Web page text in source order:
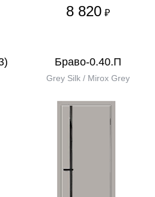
8 820 ₽
Браво-0.40.П
Grey Silk / Mirox Grey